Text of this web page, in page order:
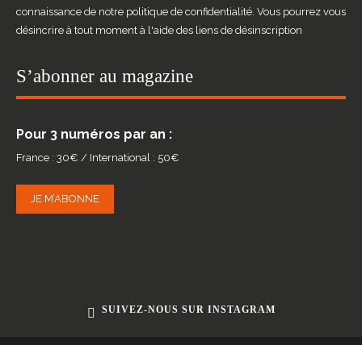
connaissance de notre politique de confidentialité. Vous pourrez vous
désincrire à tout moment à l'aide des liens de désinscription
S’abonner au magazine
Pour 3 numéros par an :
France : 30€ / International : 50€
JE M’ABONNE
SUIVEZ-NOUS SUR INSTAGRAM